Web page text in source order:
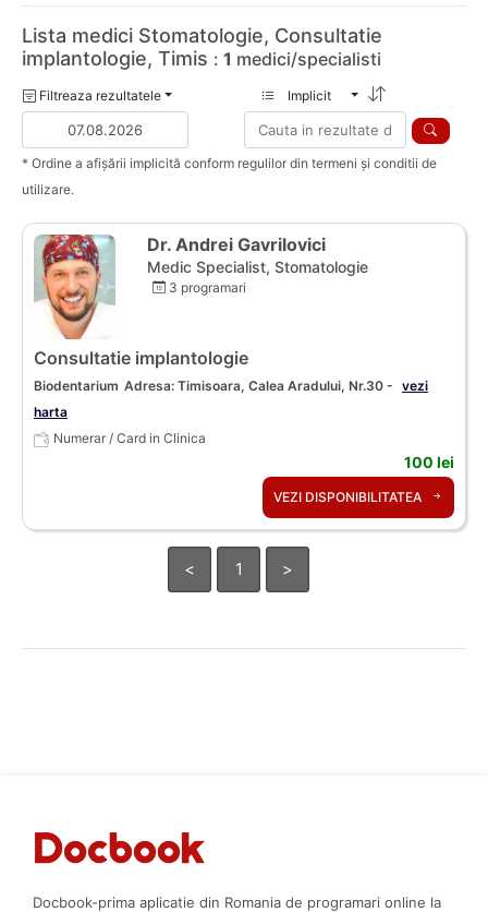
Lista medici Stomatologie, Consultatie
implantologie, Timis : 1 medici/specialisti
Filtreaza rezultatele Implicit
* Ordine a afișării implicită conform regulilor din termeni și conditii de
utilizare.
Dr. Andrei Gavrilovici
Medic Specialist, Stomatologie
3 programari
Consultatie implantologie
Biodentarium Adresa: Timisoara, Calea Aradului, Nr.30 - vezi
harta
Numerar / Card in Clinica
100 lei
VEZI DISPONIBILITATEA
< 1 >
Docbook-prima aplicatie din Romania de programari online la